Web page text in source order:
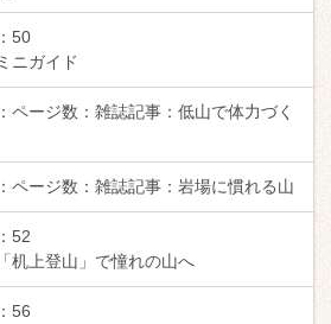
50
ミニガイド
ページ数： 雑誌記事： 低山で体力づく
ページ数： 雑誌記事： 岩場に慣れる山
52
「机上登山」で憧れの山へ
56